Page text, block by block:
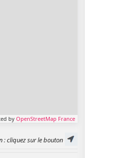
byOpenStreetMap France
: cliquez sur le bouton